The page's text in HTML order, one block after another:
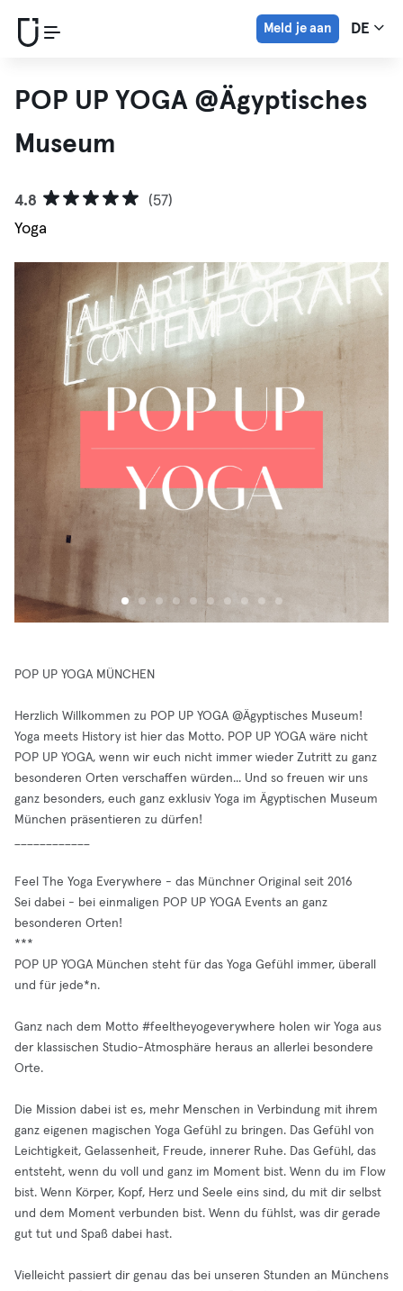
Meld je aan DE
POP UP YOGA @Ägyptisches
Museum
4.8
(57)
Yoga
POP UP YOGA MÜNCHEN
Herzlich Willkommen zu POP UP YOGA @Ägyptisches Museum!
Yoga meets History ist hier das Motto. POP UP YOGA wäre nicht
POP UP YOGA, wenn wir euch nicht immer wieder Zutritt zu ganz
besonderen Orten verschaffen würden... Und so freuen wir uns
ganz besonders, euch ganz exklusiv Yoga im Ägyptischen Museum
München präsentieren zu dürfen!
Feel The Yoga Everywhere - das Münchner Original seit 2016
Sei dabei - bei einmaligen POP UP YOGA Events an ganz
besonderen Orten!
***
POP UP YOGA München steht für das Yoga Gefühl immer, überall
und für jede*n.
Ganz nach dem Motto #feeltheyogeverywhere holen wir Yoga aus
der klassischen Studio-Atmosphäre heraus an allerlei besondere
Orte.
Die Mission dabei ist es, mehr Menschen in Verbindung mit ihrem
ganz eigenen magischen Yoga Gefühl zu bringen. Das Gefühl von
Leichtigkeit, Gelassenheit, Freude, innerer Ruhe. Das Gefühl, das
entsteht, wenn du voll und ganz im Moment bist. Wenn du im Flow
bist. Wenn Körper, Kopf, Herz und Seele eins sind, du mit dir selbst
und dem Moment verbunden bist. Wenn du fühlst, was dir gerade
gut tut und Spaß dabei hast.
Vielleicht passiert dir genau das bei unseren Stunden an Münchens